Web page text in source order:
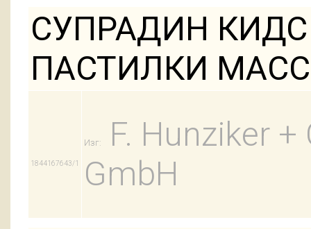
СУПРАДИН
ПАСТИЛКИ
1844167643/1
Изг:
F. Hunziker
GmbH